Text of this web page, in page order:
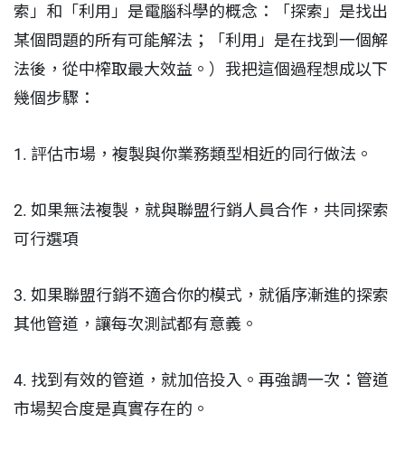
索」和「利用」是電腦科學的概念：「探索」是找出
某個問題的所有可能解法；「利用」是在找到一個解
法後，從中榨取最大效益。）我把這個過程想成以下
幾個步驟：
1. 評估市場，複製與你業務類型相近的同行做法。
2. 如果無法複製，就與聯盟行銷人員合作，共同探索
可行選項
3. 如果聯盟行銷不適合你的模式，就循序漸進的探索
其他管道，讓每次測試都有意義。
4. 找到有效的管道，就加倍投入。再強調一次：管道
市場契合度是真實存在的。